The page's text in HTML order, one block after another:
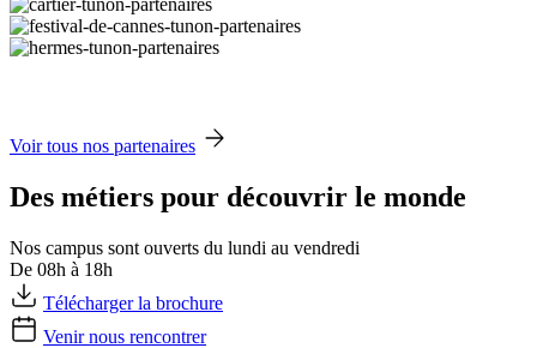
Voir tous nos partenaires
Des métiers pour découvrir le monde
Nos campus sont ouverts du lundi au vendredi
De 08h à 18h
Télécharger la brochure
Venir nous rencontrer